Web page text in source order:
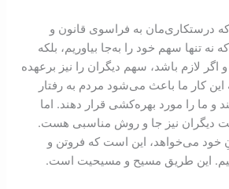
درستکاری‌مان به فراسوی قانون و
نه تنها سهم خود را به‌جا بیاوریم، بلکه
و اگر لازم باشد، سهم دیگران را نیز برعهده
این کار ما باعث می‌شود مردم به رفتار
و ما را مورد بهره‌کشی قرار دهند. اما
دیگران نیز جا و روش مناسبی هست.
خود می‌خواهد، این است که فروتن و
این طريق مسیح و مسيحيت است.